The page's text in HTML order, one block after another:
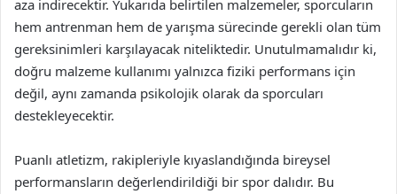
aza indirecektir. Yukarıda belirtilen malzemeler, sporcuların
hem antrenman hem de yarışma sürecinde gerekli olan tüm
gereksinimleri karşılayacak niteliktedir. Unutulmamalıdır ki,
doğru malzeme kullanımı yalnızca fiziki performans için
değil, aynı zamanda psikolojik olarak da sporcuları
destekleyecektir.
Puanlı atletizm, rakipleriyle kıyaslandığında bireysel
performansların değerlendirildiği bir spor dalıdır. Bu